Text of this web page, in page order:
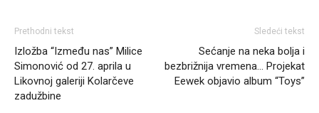
Prethodni tekst
Izložba “Između nas” Milice
Simonović od 27. aprila u
Likovnoj galeriji Kolarčeve
zadužbine
Sledeći tekst
Sećanje na neka bolja i
bezbrižnija vremena… Projekat
Eewek objavio album “Toys”